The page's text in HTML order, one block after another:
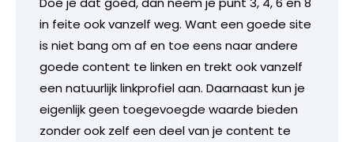
in feite ook vanzelf weg. Want een goede site
is niet bang om af en toe eens naar andere
goede content te linken en trekt ook vanzelf
een natuurlijk linkprofiel aan. Daarnaast kun je
eigenlijk geen toegevoegde waarde bieden
zonder ook zelf een deel van je content te